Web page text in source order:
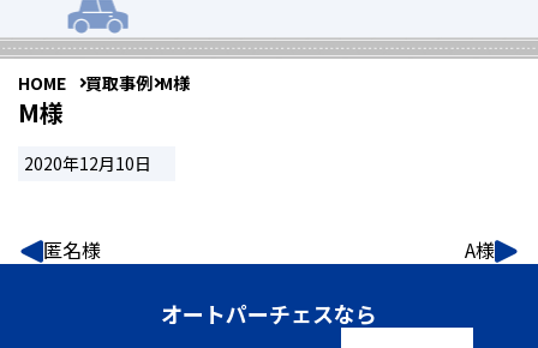
HOME 買取事例 M様
M様
2020年12月10日
匿名様 A様
オートパーチェスなら